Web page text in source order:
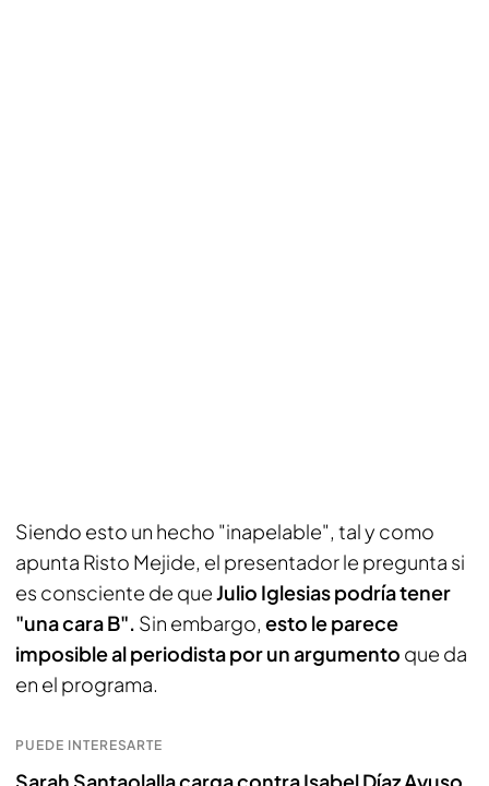
Siendo esto un hecho "inapelable", tal y como
apunta Risto Mejide, el presentador le pregunta si
es consciente de queJulio Iglesias podría tener
"una cara B". Sin embargo, esto le parece
imposible al periodista por un argumento que da
en el programa.
PUEDE INTERESARTE